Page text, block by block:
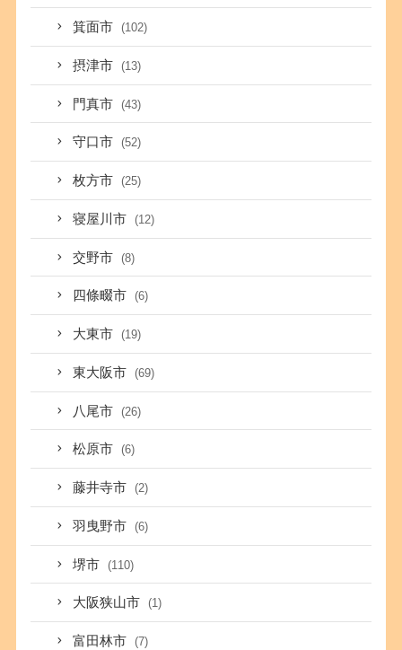
箕面市 (102)
摂津市 (13)
門真市 (43)
守口市 (52)
枚方市 (25)
寝屋川市 (12)
交野市 (8)
四條畷市 (6)
大東市 (19)
東大阪市 (69)
八尾市 (26)
松原市 (6)
藤井寺市 (2)
羽曳野市 (6)
堺市 (110)
大阪狭山市 (1)
富田林市 (7)